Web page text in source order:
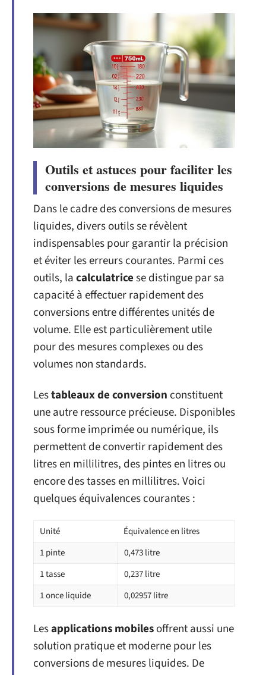
Outils et astuces pour faciliter les
conversions de mesures liquides
Dans le cadre des conversions de mesures
liquides, divers outils se révèlent
indispensables pour garantir la précision
et éviter les erreurs courantes. Parmi ces
outils, lacalculatricese distingue par sa
capacité à effectuer rapidement des
conversions entre différentes unités de
volume. Elle est particulièrement utile
pour des mesures complexes ou des
volumes non standards.
Lestableaux de conversion constituent
une autre ressource précieuse. Disponibles
sous forme imprimée ou numérique, ils
permettent de convertir rapidement des
litres en millilitres, des pintes en litres ou
encore des tasses en millilitres. Voici
quelques équivalences courantes :
Unité
Équivalence en litres
1 pinte
0,473 litre
1 tasse
0,237 litre
1 once liquide
0,02957 litre
Lesapplications mobilesoffrent aussi une
solution pratique et moderne pour les
conversions de mesures liquides. De